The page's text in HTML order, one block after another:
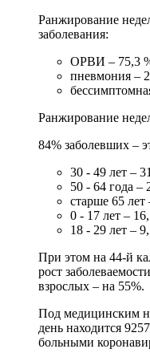
Ранжирование
заболевания:
ОРВИ – 75,3
пневмония –
Ранжирование
84% заболевших –
30 - 49 лет –
50 - 64 года –
старше 65 лет
0 - 17 лет –
18 - 29 лет –
При этом на 44-й
рост
взрослых – на 55%.
Под медицинским
день находится
больными